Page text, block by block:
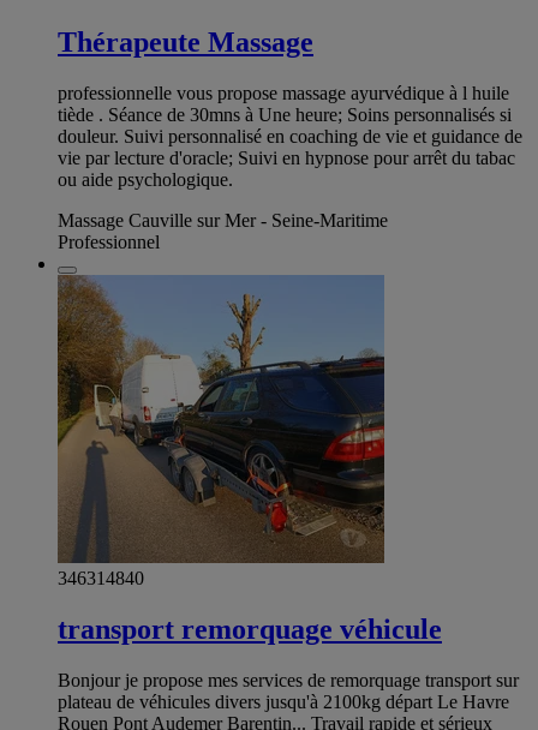
Thérapeute Massage
professionnelle vous propose massage ayurvédique à l huile
tiède . Séance de 30mns à Une heure; Soins personnalisés si
douleur. Suivi personnalisé en coaching de vie et guidance de
vie par lecture d'oracle; Suivi en hypnose pour arrêt du tabac
ou aide psychologique.
Massage Cauville sur Mer - Seine-Maritime
Professionnel
346314840
transport remorquage véhicule
Bonjour je propose mes services de remorquage transport sur
plateau de véhicules divers jusqu'à 2100kg départ Le Havre
Rouen Pont Audemer Barentin... Travail rapide et sérieux